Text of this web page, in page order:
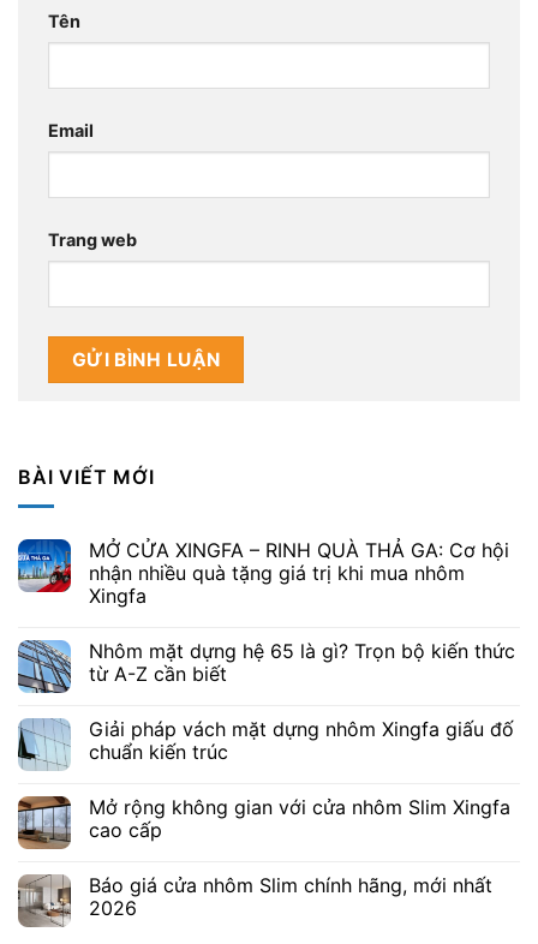
Tên
Email
Trang web
BÀI VIẾT MỚI
MỞ CỬA XINGFA – RINH QUÀ THẢ GA: Cơ hội
nhận nhiều quà tặng giá trị khi mua nhôm
Xingfa
Nhôm mặt dựng hệ 65 là gì? Trọn bộ kiến thức
từ A-Z cần biết
Giải pháp vách mặt dựng nhôm Xingfa giấu đố
chuẩn kiến trúc
Mở rộng không gian với cửa nhôm Slim Xingfa
cao cấp
Báo giá cửa nhôm Slim chính hãng, mới nhất
2026